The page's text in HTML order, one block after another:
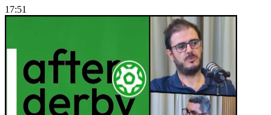
17:51